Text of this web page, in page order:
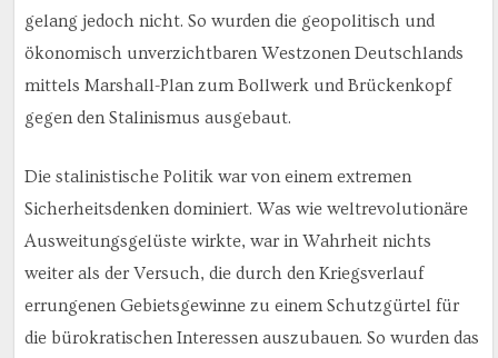
gelang jedoch nicht. So wurden die geopolitisch und
ökonomisch unverzichtbaren Westzonen Deutschlands
mittels Marshall-Plan zum Bollwerk und Brückenkopf
gegen den Stalinismus ausgebaut.
Die stalinistische Politik war von einem extremen
Sicherheitsdenken dominiert. Was wie weltrevolutionäre
Ausweitungsgelüste wirkte, war in Wahrheit nichts
weiter als der Versuch, die durch den Kriegsverlauf
errungenen Gebietsgewinne zu einem Schutzgürtel für
die bürokratischen Interessen auszubauen. So wurden das